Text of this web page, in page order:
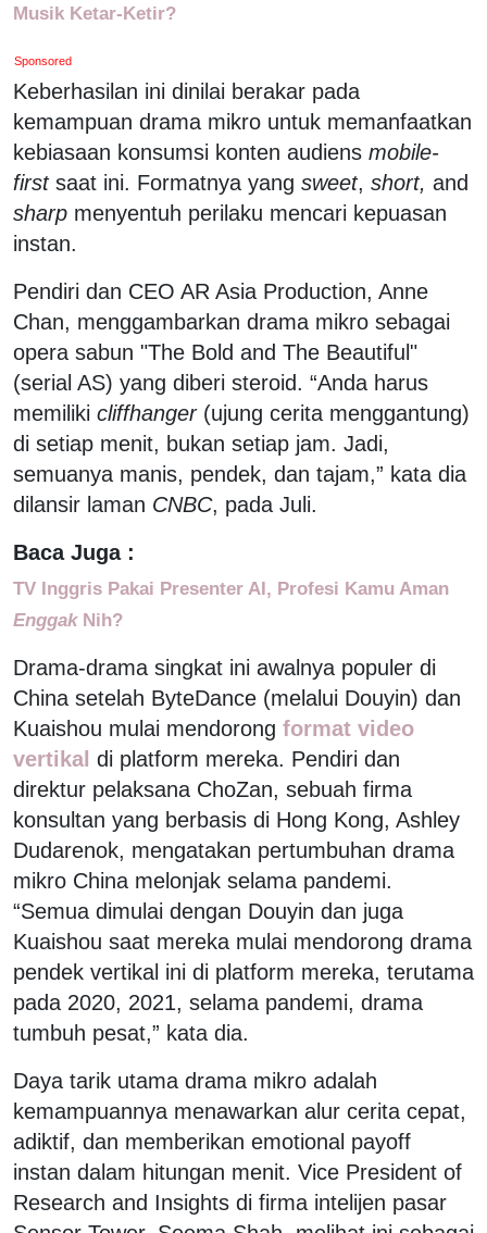
Musik Ketar-Ketir?
Sponsored
Keberhasilan ini dinilai berakar pada
kemampuan drama mikro untuk memanfaatkan
kebiasaan konsumsi konten audiens mobile-
firstsaat ini. Formatnya yang sweet, short, and
sharp menyentuh perilaku mencari kepuasan
instan.
Pendiri dan CEO AR Asia Production, Anne
Chan, menggambarkan drama mikro sebagai
opera sabun "The Bold and The Beautiful"
(serial AS) yang diberi steroid. “Anda harus
memiliki cliffhanger(ujung cerita menggantung)
di setiap menit, bukan setiap jam. Jadi,
semuanya manis, pendek, dan tajam,” kata dia
dilansir laman CNBC, pada Juli.
Baca Juga :
TV Inggris Pakai Presenter AI, Profesi Kamu Aman
EnggakNih?
Drama-drama singkat ini awalnya populer di
China setelah ByteDance (melalui Douyin) dan
Kuaishou mulai mendorong format video
vertikal di platform mereka. Pendiri dan
direktur pelaksana ChoZan, sebuah firma
konsultan yang berbasis di Hong Kong, Ashley
Dudarenok, mengatakan pertumbuhan drama
mikro China melonjak selama pandemi.
“Semua dimulai dengan Douyin dan juga
Kuaishou saat mereka mulai mendorong drama
pendek vertikal ini di platform mereka, terutama
pada 2020, 2021, selama pandemi, drama
tumbuh pesat,” kata dia.
Daya tarik utama drama mikro adalah
kemampuannya menawarkan alur cerita cepat,
adiktif, dan memberikan emotional payoff
instan dalam hitungan menit. Vice President of
Research and Insights di firma intelijen pasar